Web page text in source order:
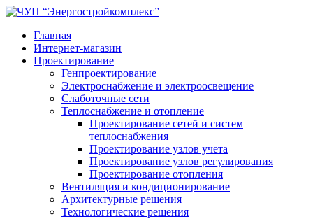
Главная
Интернет-магазин
Проектирование
Генпроектирование
Электроснабжение и электроосвещение
Слаботочные сети
Теплоснабжение и отопление
Проектирование сетей и систем
теплоснабжения
Проектирование узлов учета
Проектирование узлов регулирования
Проектирование отопления
Вентиляция и кондиционирование
Архитектурные решения
Технологические решения